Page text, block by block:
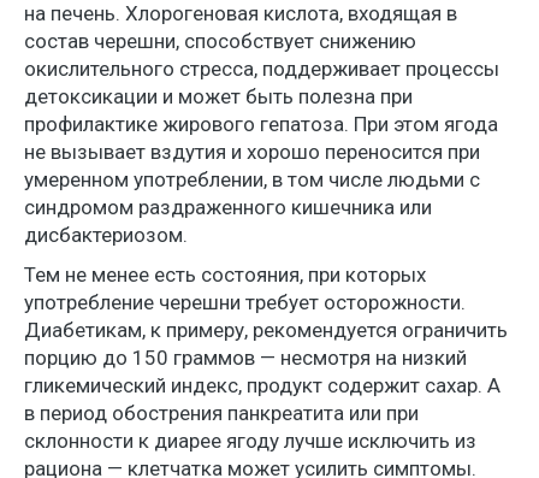
на печень. Хлорогеновая кислота, входящая в
состав черешни, способствует снижению
окислительного стресса, поддерживает процессы
детоксикации и может быть полезна при
профилактике жирового гепатоза. При этом ягода
не вызывает вздутия и хорошо переносится при
умеренном употреблении, в том числе людьми с
синдромом раздраженного кишечника или
дисбактериозом.
Тем не менее есть состояния, при которых
употребление черешни требует осторожности.
Диабетикам, к примеру, рекомендуется ограничить
порцию до 150 граммов — несмотря на низкий
гликемический индекс, продукт содержит сахар. А
в период обострения панкреатита или при
склонности к диарее ягоду лучше исключить из
рациона — клетчатка может усилить симптомы.